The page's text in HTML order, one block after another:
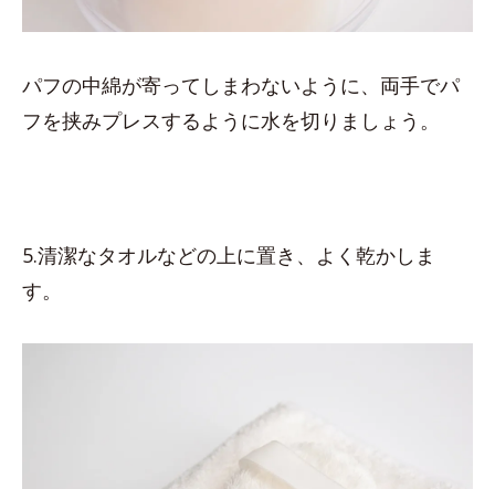
パフの中綿が寄ってしまわないように、両手でパ
フを挟みプレスするように水を切りましょう。
5.清潔なタオルなどの上に置き、よく乾かしま
す。